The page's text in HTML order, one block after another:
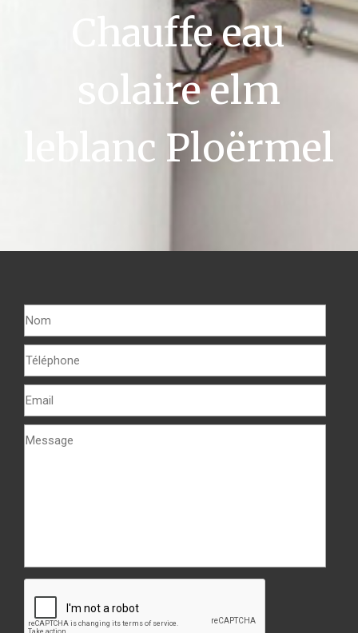
Chauffe eau
solaire elm
leblanc Ploërmel